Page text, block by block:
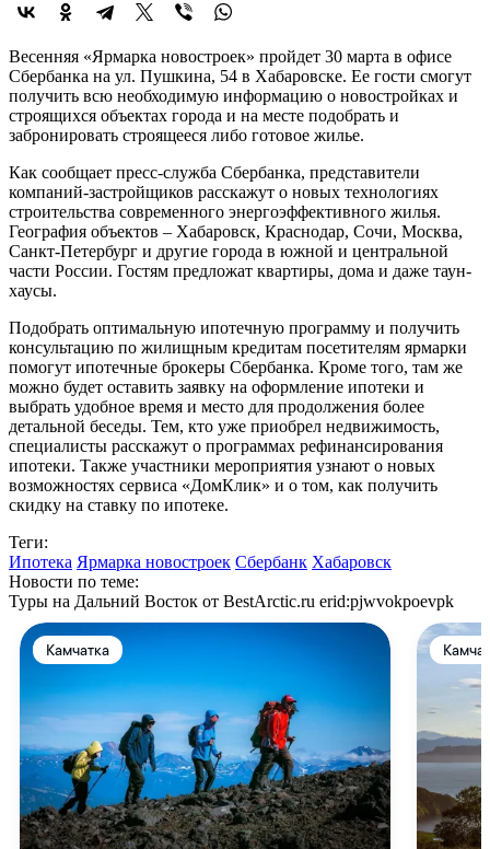
Весенняя «Ярмарка новостроек» пройдет 30 марта в офисе
Сбербанка на ул. Пушкина, 54 в Хабаровске. Ее гости смогут
получить всю необходимую информацию о новостройках и
строящихся объектах города и на месте подобрать и
забронировать строящееся либо готовое жилье.
Как сообщает пресс-служба Сбербанка, представители
компаний-застройщиков расскажут о новых технологиях
строительства современного энергоэффективного жилья.
География объектов – Хабаровск, Краснодар, Сочи, Москва,
Санкт-Петербург и другие города в южной и центральной
части России. Гостям предложат квартиры, дома и даже таун-
хаусы.
Подобрать оптимальную ипотечную программу и получить
консультацию по жилищным кредитам посетителям ярмарки
помогут ипотечные брокеры Сбербанка. Кроме того, там же
можно будет оставить заявку на оформление ипотеки и
выбрать удобное время и место для продолжения более
детальной беседы. Тем, кто уже приобрел недвижимость,
специалисты расскажут о программах рефинансирования
ипотеки. Также участники мероприятия узнают о новых
возможностях сервиса «ДомКлик» и о том, как получить
скидку на ставку по ипотеке.
Теги:
Ипотека Ярмарка новостроек Сбербанк Хабаровск
Новости по теме:
Туры на Дальний Восток от BestArctic.ru erid:pjwvokpoevpk